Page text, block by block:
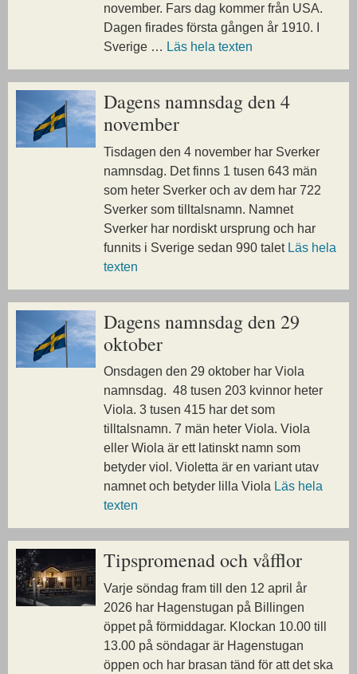
november. Fars dag kommer från USA.
Dagen firades första gången år 1910. I
Sverige … Läs hela texten
Dagens namnsdag den 4
november
Tisdagen den 4 november har Sverker
namnsdag. Det finns 1 tusen 643 män
som heter Sverker och av dem har 722
Sverker som tilltalsnamn. Namnet
Sverker har nordiskt ursprung och har
funnits i Sverige sedan 990 talet Läs hela
texten
Dagens namnsdag den 29
oktober
Onsdagen den 29 oktober har Viola
namnsdag. 48 tusen 203 kvinnor heter
Viola. 3 tusen 415 har det som
tilltalsnamn. 7 män heter Viola. Viola
eller Wiola är ett latinskt namn som
betyder viol. Violetta är en variant utav
namnet och betyder lilla Viola Läs hela
texten
Tipspromenad och våfflor
Varje söndag fram till den 12 april år
2026 har Hagenstugan på Billingen
öppet på förmiddagar. Klockan 10.00 till
13.00 på söndagar är Hagenstugan
öppen och har brasan tänd för att det ska